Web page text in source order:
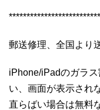
郵送修理、全国より
iPhone/iPadのガラ
い、画面が表示され
直らばい場合は無料